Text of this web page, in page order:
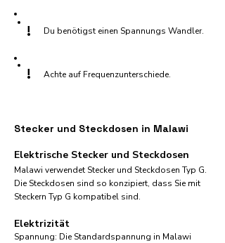
! Du benötigst einen Spannungs Wandler.
! Achte auf Frequenzunterschiede.
Stecker und Steckdosen in Malawi
Elektrische Stecker und Steckdosen
Malawi verwendet Stecker und Steckdosen Typ G.
Die Steckdosen sind so konzipiert, dass Sie mit
Steckern Typ G kompatibel sind.
Elektrizität
Spannung: Die Standardspannung in Malawi